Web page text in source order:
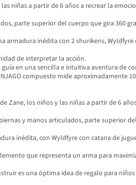
niñas a partir de 6 años a recrear la
parte superior del cuerpo que gira 360
armadura inédita con 2 shurikens,
de interpretar la acción.
en una sencilla e intuitiva aventura de
compuesto mide aproximadamente
Zane, los niños y las niñas a partir de 6
y manos articulados, parte superior
inédita, con Wyldfyre con catana de
que representa un arma para
es una óptima idea de regalo para